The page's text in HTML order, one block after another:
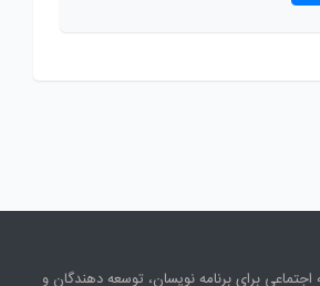
برای برنامه نویسان، توسعه دهندگان و